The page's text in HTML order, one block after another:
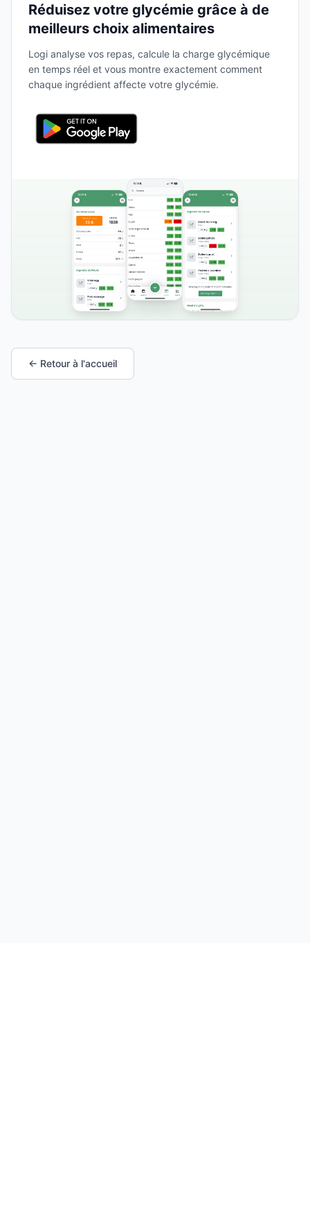
Réduisez votre glycémie grâce à de
meilleurs choix alimentaires
Logi analyse vos repas, calcule la charge glycémique
en temps réel et vous montre exactement comment
chaque ingrédient affecte votre glycémie.
← Retour à l'accueil